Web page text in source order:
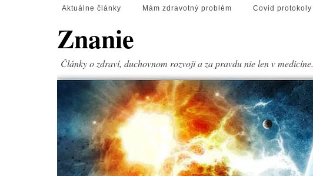
Aktuálne články Mám zdravotný problém Covid protokoly
Znanie
Články o zdraví, duchovnom rozvoji a za pravdu nie len v medicíne.